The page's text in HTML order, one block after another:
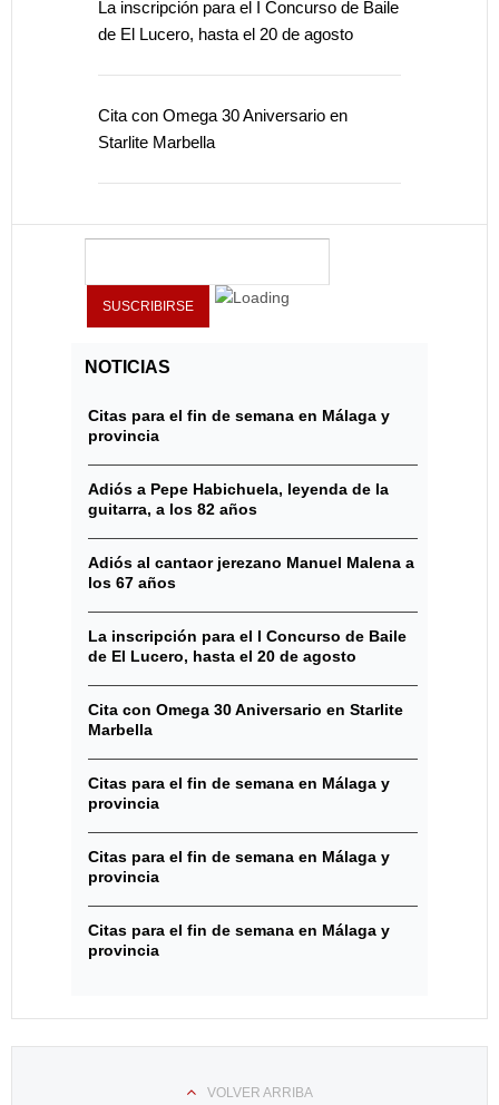
La inscripción para el I Concurso de Baile
de El Lucero, hasta el 20 de agosto
Cita con Omega 30 Aniversario en
Starlite Marbella
NOTICIAS
Citas para el fin de semana en Málaga y
provincia
Adiós a Pepe Habichuela, leyenda de la
guitarra, a los 82 años
Adiós al cantaor jerezano Manuel Malena a
los 67 años
La inscripción para el I Concurso de Baile
de El Lucero, hasta el 20 de agosto
Cita con Omega 30 Aniversario en Starlite
Marbella
Citas para el fin de semana en Málaga y
provincia
Citas para el fin de semana en Málaga y
provincia
Citas para el fin de semana en Málaga y
provincia
VOLVER ARRIBA